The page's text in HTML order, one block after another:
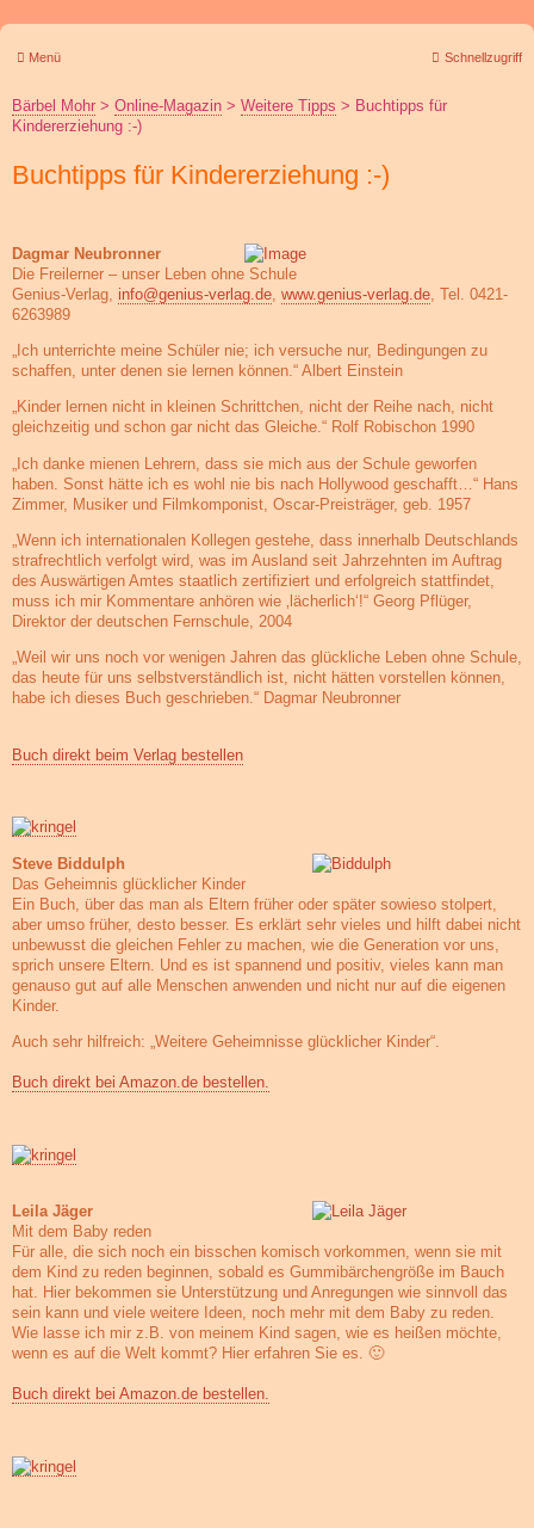
Menü Schnellzugriff
Bärbel Mohr > Online-Magazin > Weitere Tipps > Buchtipps für
Kindererziehung :-)
Buchtipps für Kindererziehung :-)
Dagmar Neubronner
Die Freilerner – unser Leben ohne Schule
Genius-Verlag, info@genius-verlag.de www.genius-verlag.de , Tel. 0421-
6263989
„Ich unterrichte meine Schüler nie; ich versuche nur, Bedingungen zu
schaffen, unter denen sie lernen können.“ Albert Einstein
„Kinder lernen nicht in kleinen Schrittchen, nicht der Reihe nach, nicht
gleichzeitig und schon gar nicht das Gleiche.“ Rolf Robischon 1990
„Ich danke mienen Lehrern, dass sie mich aus der Schule geworfen
haben. Sonst hätte ich es wohl nie bis nach Hollywood geschafft…“ Hans
Zimmer, Musiker und Filmkomponist, Oscar-Preisträger, geb. 1957
„Wenn ich internationalen Kollegen gestehe, dass innerhalb Deutschlands
strafrechtlich verfolgt wird, was im Ausland seit Jahrzehnten im Auftrag
des Auswärtigen Amtes staatlich zertifiziert und erfolgreich stattfindet,
muss ich mir Kommentare anhören wie ‚lächerlich‘!“ Georg Pflüger,
Direktor der deutschen Fernschule, 2004
„Weil wir uns noch vor wenigen Jahren das glückliche Leben ohne Schule,
das heute für uns selbstverständlich ist, nicht hätten vorstellen können,
habe ich dieses Buch geschrieben.“ Dagmar Neubronner
Buch direkt beim Verlag bestellen
Steve Biddulph
Das Geheimnis glücklicher Kinder
Ein Buch, über das man als Eltern früher oder später sowieso stolpert,
aber umso früher, desto besser. Es erklärt sehr vieles und hilft dabei nicht
unbewusst die gleichen Fehler zu machen, wie die Generation vor uns,
sprich unsere Eltern. Und es ist spannend und positiv, vieles kann man
genauso gut auf alle Menschen anwenden und nicht nur auf die eigenen
Kinder.
Auch sehr hilfreich: „Weitere Geheimnisse glücklicher Kinder“.
Buch direkt bei Amazon.de bestellen.
Leila Jäger
Mit dem Baby reden
Für alle, die sich noch ein bisschen komisch vorkommen, wenn sie mit
dem Kind zu reden beginnen, sobald es Gummibärchengröße im Bauch
hat. Hier bekommen sie Unterstützung und Anregungen wie sinnvoll das
sein kann und viele weitere Ideen, noch mehr mit dem Baby zu reden.
Wie lasse ich mir z.B. von meinem Kind sagen, wie es heißen möchte,
wenn es auf die Welt kommt? Hier erfahren Sie es. 🙂
Buch direkt bei Amazon.de bestellen.